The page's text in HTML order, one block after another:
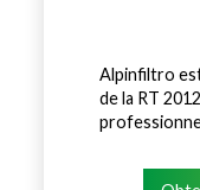
Alpinfiltro
de la RT